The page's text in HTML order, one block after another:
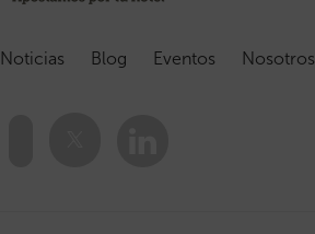
Noticias Blog Eventos Nosotros